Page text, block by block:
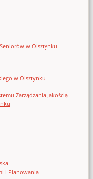
w Olsztynku
w Olsztynku
Zarządzania Jakością
i Planowania